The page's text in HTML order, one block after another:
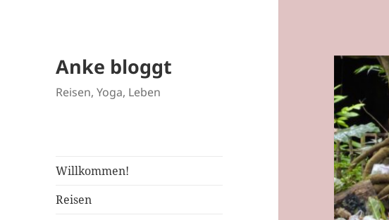
Anke bloggt
Reisen, Yoga, Leben
Willkommen!
Reisen